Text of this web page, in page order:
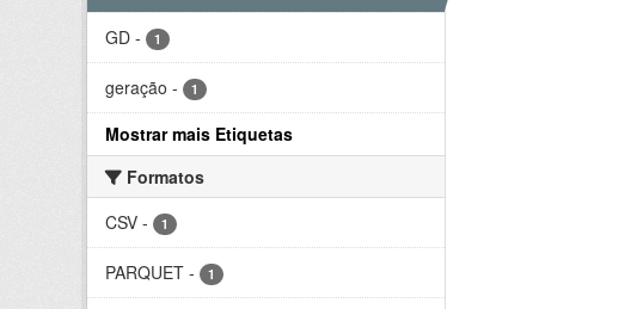
GD - 1
geração - 1
Mostrar mais Etiquetas
Formatos
CSV - 1
PARQUET - 1